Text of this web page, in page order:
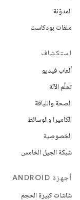
المدوّنة
ملفات بودكاست
استكشاف
ألعاب فيديو
تعلُم الآلة
الصحة واللياقة
الكاميرا والوسائط
الخصوصية
شبكة الجيل الخامس
أجهزة ANDROID
شاشات كبيرة الحجم